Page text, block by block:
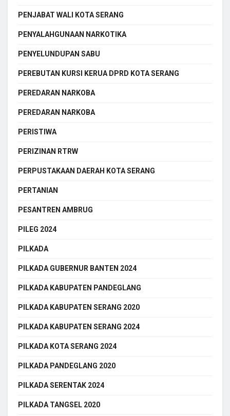
PENJABAT WALI KOTA SERANG
PENYALAHGUNAAN NARKOTIKA
PENYELUNDUPAN SABU
PEREBUTAN KURSI KERUA DPRD KOTA SERANG
PEREDARAN NARKOBA
PEREDARAN NARKOBA
PERISTIWA
PERIZINAN RTRW
PERPUSTAKAAN DAERAH KOTA SERANG
PERTANIAN
PESANTREN AMBRUG
PILEG 2024
PILKADA
PILKADA GUBERNUR BANTEN 2024
PILKADA KABUPATEN PANDEGLANG
PILKADA KABUPATEN SERANG 2020
PILKADA KABUPATEN SERANG 2024
PILKADA KOTA SERANG 2024
PILKADA PANDEGLANG 2020
PILKADA SERENTAK 2024
PILKADA TANGSEL 2020